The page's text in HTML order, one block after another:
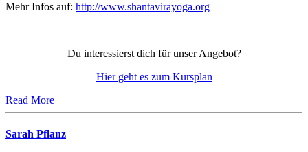
Mehr Infos auf: http://www.shantavirayoga.org
Du interessierst dich für unser Angebot?
Hier geht es zum Kursplan
Read More
Sarah Pflanz